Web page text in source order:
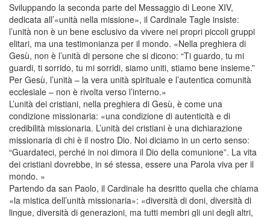
Sviluppando la seconda parte del Messaggio di Leone XIV,
dedicata all’«unità nella missione», il Cardinale Tagle insiste:
l’unità non è un bene esclusivo da vivere nei propri piccoli gruppi
elitari, ma una testimonianza per il mondo. «Nella preghiera di
Gesù, non è l’unità di persone che si dicono: “Ti guardo, tu mi
guardi, ti sorrido, tu mi sorridi, siamo uniti, stiamo bene insieme.”
Per Gesù, l’unità – la vera unità spirituale e l’autentica comunità
ecclesiale – non è rivolta verso l’interno.»
L’unità dei cristiani, nella preghiera di Gesù, è come una
condizione missionaria: «una condizione di autenticità e di
credibilità missionaria. L’unità dei cristiani è una dichiarazione
missionaria di chi è il nostro Dio. Noi diciamo in un certo senso:
“Guardateci, perché in noi dimora il Dio della comunione”. La vita
dei cristiani dovrebbe, in sé stessa, essere una Parola viva per il
mondo. »
Partendo da san Paolo, il Cardinale ha desritto quella che chiama
«la mistica dell’unità missionaria»: «diversità di doni, diversità di
lingue, diversità di generazioni, ma tutti membri gli uni degli altri,